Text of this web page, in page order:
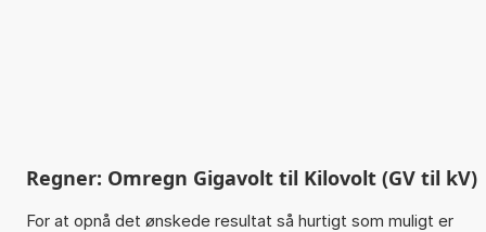
Regner: Omregn Gigavolt til Kilovolt (GV til kV)
For at opnå det ønskede resultat så hurtigt som muligt er